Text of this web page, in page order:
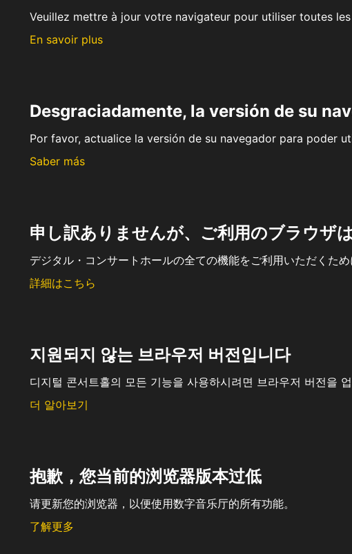
Veuillez mettre à jour votre navigateur pour utiliser toutes
En savoir plus
Desgraciadamente, la versión de su
Por favor, actualice la versión de su navegador para poder
Saber más
申し訳ありませんが、ご利用のブラウザ
デジタル・コンサートホールの全ての機能をご利用いただくた
詳細はこちら
지원되지 않는 브라우저 버전입니다
디지털 콘서트홀의 모든 기능을 사용하시려면 브라우저 버전을
더 알아보기
抱歉，您当前的浏览器版本过低
请更新您的浏览器，以便使用数字音乐厅的所有功能。
了解更多